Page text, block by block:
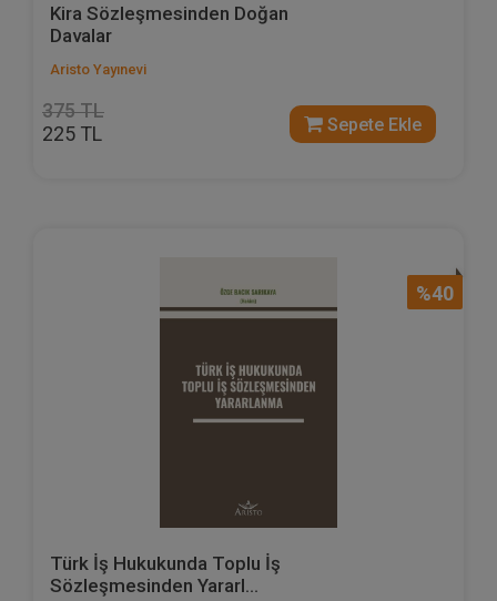
Kira Sözleşmesinden Doğan
Davalar
Aristo Yayınevi
375 TL
225 TL Sepete Ekle
%40
Türk İş Hukukunda Toplu İş
Sözleşmesinden Yararl...